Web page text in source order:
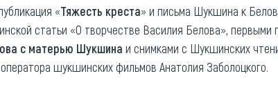
«Тяжесть креста» и письма Шукшина к
статьи «О творчестве Василия Белова», первыми
с матерью Шукшина и снимками с Шукшинских
шукшинских фильмов Анатолия Заболоцкого.